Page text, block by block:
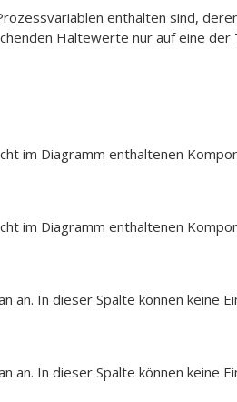
enthalten sind,
Haltewerte nur auf eine
im Diagramm enthaltenen
im Diagramm enthaltenen
an. In dieser Spalte können keine
an. In dieser Spalte können keine